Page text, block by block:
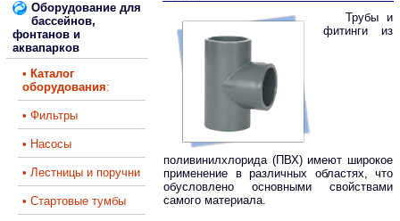
Оборудование для
бассейнов,
фонтанов и
аквапарков
• Каталог
оборудования:
• Фильтры
• Насосы
• Лестницы и поручни
• Стартовые тумбы
Трубы и
фитинги из
поливинилхлорида (ПВХ) имеют широкое
применение в различных областях, что
обусловлено основными свойствами
самого материала.